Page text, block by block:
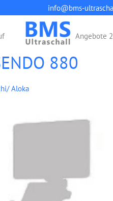
info@bms-
Angebote
880
Aloka